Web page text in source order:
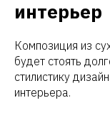
интерьер
Композиция из
будет стоять
стилистику
интерьера.